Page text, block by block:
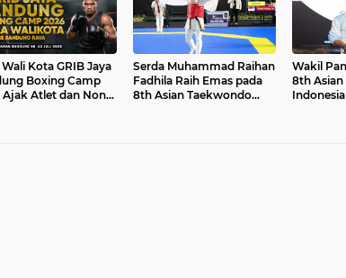
Wali Kota GRIB Jaya
Boxing Camp
Ajak Atlet dan Non-
Serda Muhammad Raihan
Fadhila Raih Emas pada
8th Asian Taekwondo
Wakil
8th